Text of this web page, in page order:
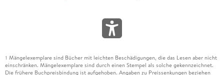
1 Mängelexemplare sind Bücher mit leichten Beschädigungen, die das Lesen aber nicht
einschränken. Mängelexemplare sind durch einen Stempel als solche gekennzeichnet.
Die frühere Buchpreisbindung ist aufgehoben. Angaben zu Preissenkungen beziehen